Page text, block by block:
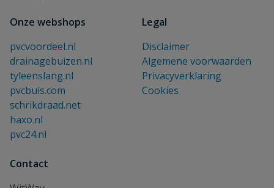
Onze webshops
pvcvoordeel.nl
drainagebuizen.nl
tyleenslang.nl
pvcbuis.com
schrikdraad.net
haxo.nl
pvc24.nl
Legal
Disclaimer
Algemene voorwaarden
Privacyverklaring
Cookies
Contact